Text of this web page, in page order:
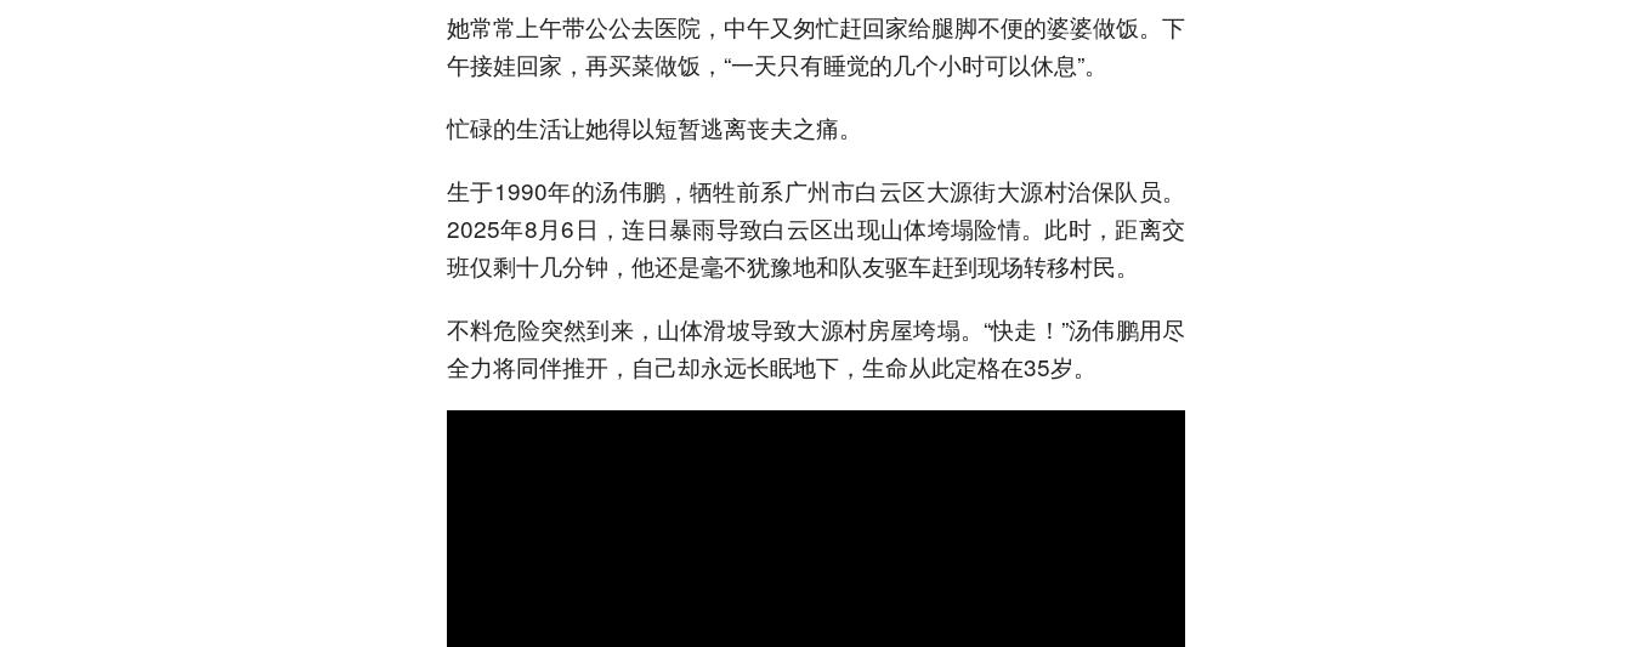
她常常上午带公公去医院，中午又匆忙赶回家给腿脚不便的婆婆做饭。下
午接娃回家，再买菜做饭，“一天只有睡觉的几个小时可以休息”。
忙碌的生活让她得以短暂逃离丧夫之痛。
生于1990年的汤伟鹏，牺牲前系广州市白云区大源街大源村治保队员。
2025年8月6日，连日暴雨导致白云区出现山体垮塌险情。此时，距离交
班仅剩十几分钟，他还是毫不犹豫地和队友驱车赶到现场转移村民。
不料危险突然到来，山体滑坡导致大源村房屋垮塌。“快走！”汤伟鹏用尽
全力将同伴推开，自己却永远长眠地下，生命从此定格在35岁。